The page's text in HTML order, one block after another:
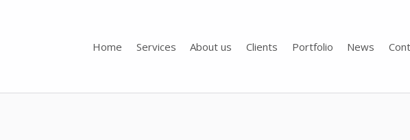
LASER SCANNING 3D, GEOCIÊNCIAS, TOPOGRAFIA, ENGENHARIA, PROJETO
Home Services About us Clients Portfolio News